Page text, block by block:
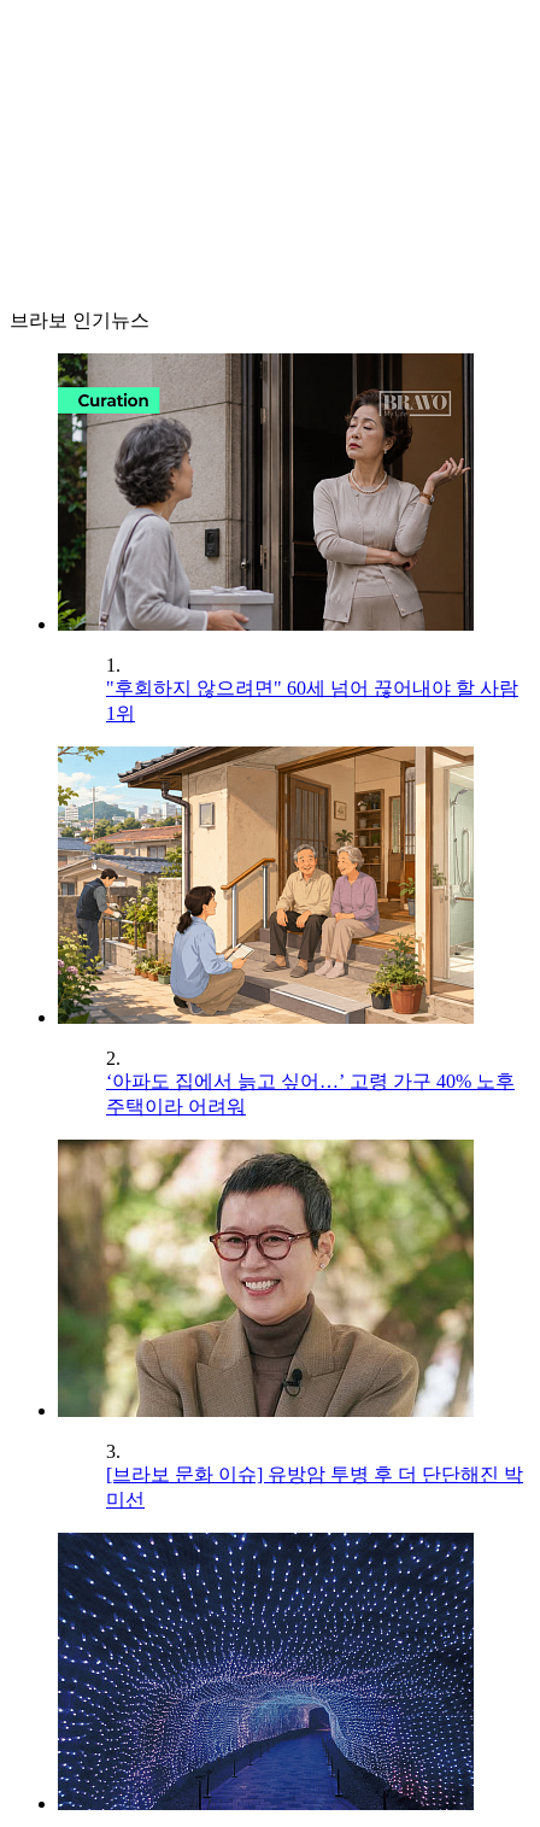
브라보 인기뉴스
1.
"후회하지 않으려면" 60세 넘어 끊어내야 할 사람
1위
2.
‘아파도 집에서 늙고 싶어…’ 고령 가구 40% 노후
주택이라 어려워
3.
[브라보 문화 이슈] 유방암 투병 후 더 단단해진 박
미선